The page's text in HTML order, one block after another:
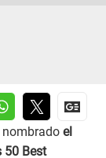
el
50 Best